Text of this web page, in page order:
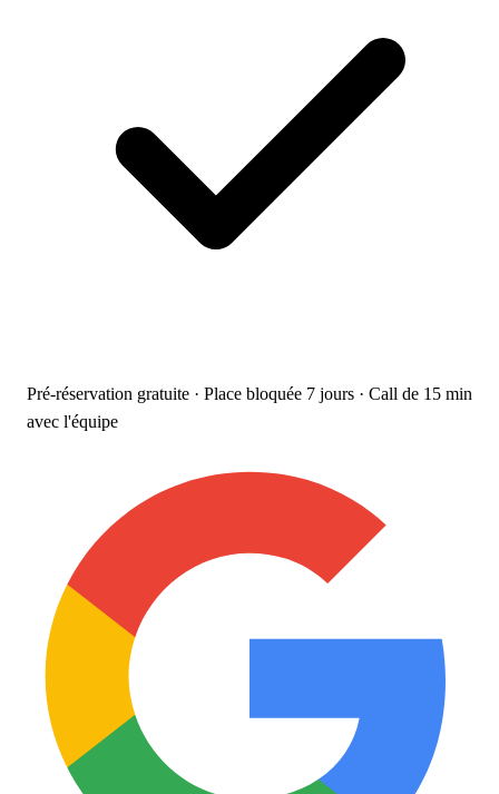
Pré-réservation gratuite · Place bloquée 7 jours · Call de 15 min
avec l'équipe